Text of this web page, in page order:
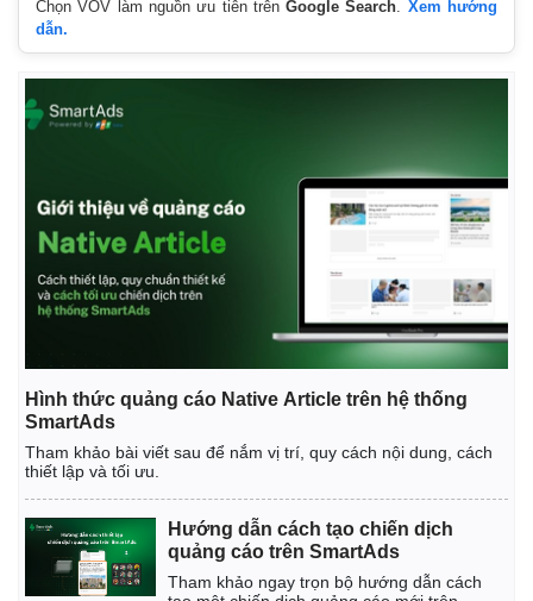
Khởi nghiệp
Tiêu dùng
Chứng khoán
Giá cà phê
Chọn VOV làm nguồn ưu tiên trênGoogle Search. Xem hướng
dẫn.
Hình thức quảng cáo Native Article trên hệ thống
SmartAds
Tham khảo bài viết sau để nắm vị trí, quy cách nội dung, cách
thiết lập và tối ưu.
Hướng dẫn cách tạo chiến dịch
quảng cáo trên SmartAds
Tham khảo ngay trọn bộ hướng dẫn cách